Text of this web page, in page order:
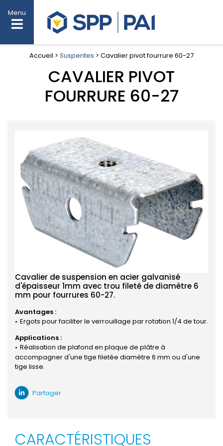
Menu
Accueil > Suspentes > Cavalier pivot fourrure 60-27
CAVALIER PIVOT
FOURRURE 60-27
Cavalier de suspension en acier galvanisé
d'épaisseur 1mm avec trou fileté de diamètre 6
mm pour fourrures 60-27.
Avantages :
Ergots pour faciliter le verrouillage par rotation 1/4 de tour.
Applications :
Réalisation de plafond en plaque de plâtre à
accompagner d'une tige filetée diamètre 6 mm ou d'une
tige lisse.
Partager
CARACTÉRISTIQUES